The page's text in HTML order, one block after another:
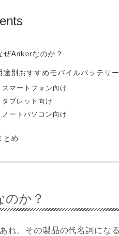
ぜAnkerなのか？
途別おすすめモバイルバッテリー
スマートフォン向け
タブレット向け
ノートパソコン向け
とめ
のか？
れ、その製品の代名詞にな